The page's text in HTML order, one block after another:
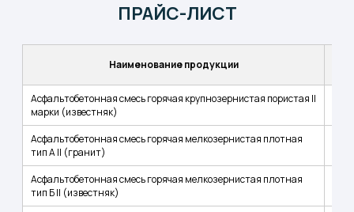
ПРАЙС-ЛИСТ
Наименование продукции
Асфальтобетонная смесь горячая крупнозернистая пористая II
марки (известняк)
Асфальтобетонная смесь горячая мелкозернистая плотная
тип А II (гранит)
Асфальтобетонная смесь горячая мелкозернистая плотная
тип Б II (известняк)